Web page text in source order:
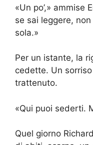
«Un po’,» ammise
se sai leggere,
sola.»
Per un istante, la
cedette. Un
trattenuto.
«Qui puoi sederti.
Quel giorno